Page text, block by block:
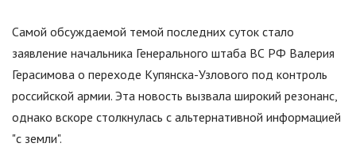
Самой обсуждаемой темой последних суток стало
заявление начальника Генерального штаба ВС РФ Валерия
Герасимова о переходе Купянска-Узлового под контроль
российской армии. Эта новость вызвала широкий резонанс,
однако вскоре столкнулась с альтернативной информацией
"с земли".